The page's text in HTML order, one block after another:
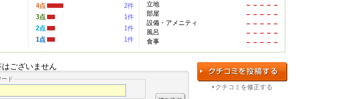
4点
2件
3点
1件
2点
1件
1点
1件
立地 －－－－－
部屋 －－－－－
設備・アメニティ －－－－－
風呂 －－－－－
食事 －－－－－
ございません
ード
クチコミを修正する